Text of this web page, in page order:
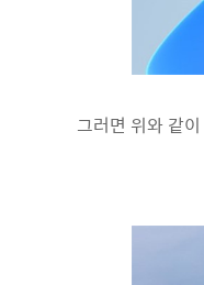
그러면 위와 같